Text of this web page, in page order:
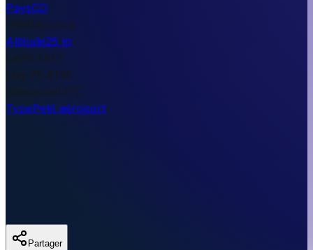
PaysCO
VilleBayunca
Altitude25 m
Lat10.4817
Lng-75.4136
TimezoneUTC
TypePetit aéroport
Partager